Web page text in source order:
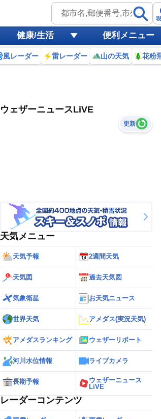
健康/生活 便利メニュー
風レーダー 雷レーダー 山の天気 花粉
ウェザーニュースLiVE
更新
天気メニュー
天気予報 2週間天気
天気図 過去天気図
気象衛星 お天気ニュース
世界天気 アメダス(実況天気)
アメダスランキング ウェザーリポート
河川水位情報 ライブカメラ
長期予報
ウェザーニュース
LiVE
レーダーコンテンツ